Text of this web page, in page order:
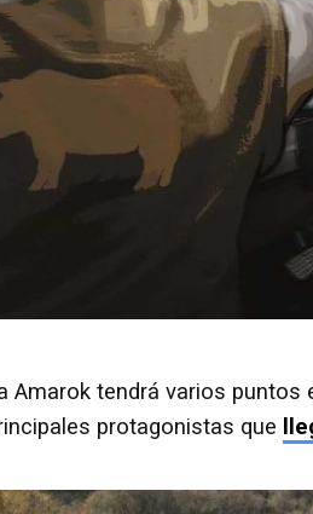
Amarok tendrá varios puntos
protagonistas que